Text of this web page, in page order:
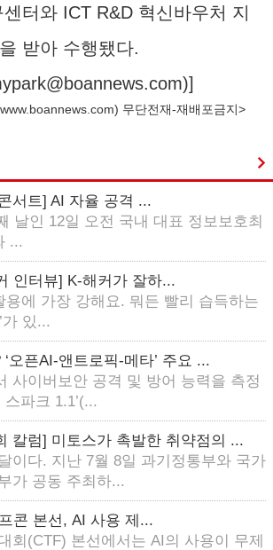
터와 ICT R&D 혁신바우처 지
받아 수행됐다.
)]
www.boannews.com) 무단전재-재배포금지>
서트] AI 자율 공격 ...
날인 12일 오전 국내 대표 정보보호최
...
인터뷰] K-해커가 잘하...
용에 가장 강해요. 뭐든 빨리 습득하는
가 있...
오픈AI-앤트로픽-메타’ 주요 ...
사이버보안 공격 및 방어 능력을 측정
파크 1.1’(...
칼럼] 미토스가 촉발한 취약점의 ...
이다. 지난 7월 8일 과기정통부와 국가
가 공동 주최하...
콘 본선, AI 사용 제...
회(CTF) 본선에서는 AI의 사용이 무제